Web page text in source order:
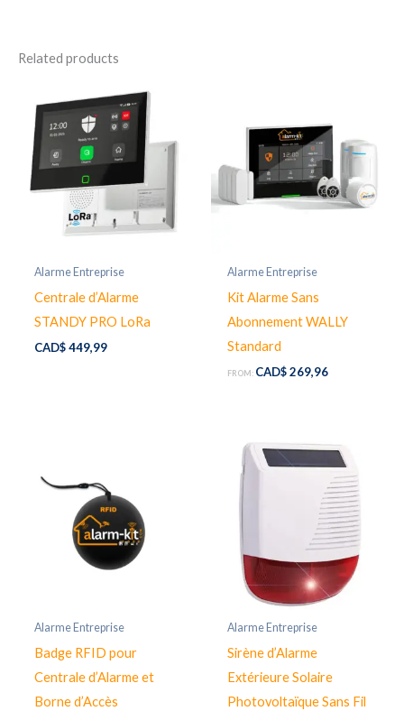
Related products
Alarme Entreprise
Centrale d’Alarme
STANDY PRO LoRa
CAD$449,99
Alarme Entreprise
Kit Alarme Sans
Abonnement WALLY
Standard
FROM: CAD$269,96
Alarme Entreprise
Badge RFID pour
Centrale d’Alarme et
Borne d’Accès
Alarme Entreprise
Sirène d’Alarme
Extérieure Solaire
Photovoltaïque Sans Fil